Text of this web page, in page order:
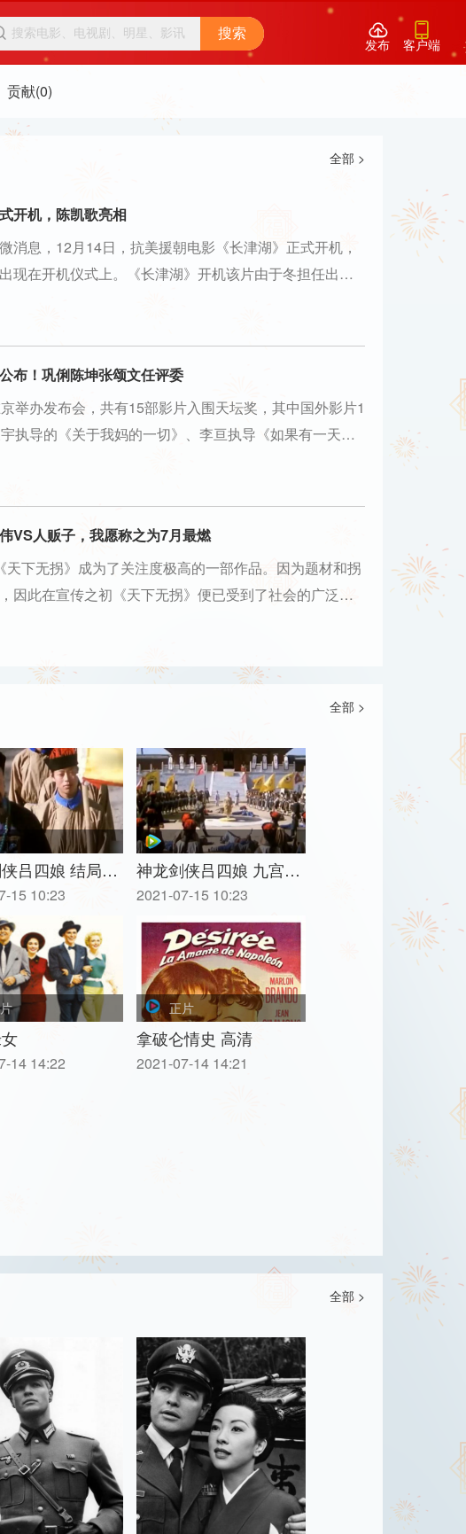
搜索 
发布

客户端
贡献(0)
全部 >
开机，陈凯歌亮相
消息，12月14日，抗美援朝电影《长津湖》正式开机，
现在开机仪式上。《长津湖》开机该片由于冬担任出品
陈凯歌、徐…
布！巩俐陈坤张颂文任评委
举办发布会，共有15部影片入围天坛奖，其中国外影片1
执导的《关于我妈的一切》、李亘执导《如果有一天我
之上》…
VS人贩子，我愿称之为7月最燃
下无拐》成为了关注度极高的一部作品。因为题材和拐
因此在宣传之初《天下无拐》便已受到了社会的广泛关
万户，一直是…
全部 >
吕四娘 结局…
15 10:23
神龙剑侠吕四娘 九宫…
2021-07-15 10:23
14 14:22
正片
拿破仑情史 高清
2021-07-14 14:21
全部 >